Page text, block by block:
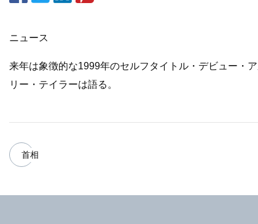
ニュース
来年は象徴的な1999年のセルフタイトル・デビュー・
リー・テイラーは語る。
首相